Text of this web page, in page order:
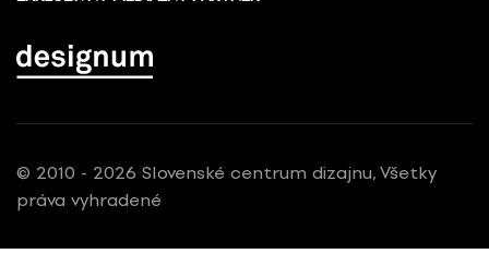
© 2010 - 2026 Slovenské centrum dizajnu, Všetky
práva vyhradené